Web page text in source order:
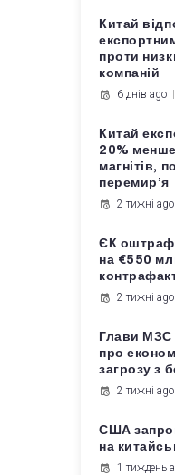
Китай
проти
компаній
6 днів ago
Китай
20%
магнітів,
перемир’я
2 тижні ago
ЄК
на €550
2 тижні ago
Глави МЗС
про
загрозу з
2 тижні ago
США
на
1 тиждень